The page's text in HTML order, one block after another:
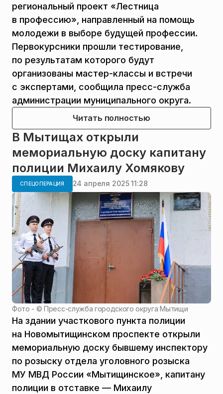
региональный проект «Лестница
в профессию», направленный на помощь
молодежи в выборе будущей профессии.
Первокурсники прошли тестирование,
по результатам которого будут
организованы мастер-классы и встречи
с экспертами, сообщила пресс-служба
администрации муниципального округа.
Читать полностью
В Мытищах открыли
мемориальную доску капитану
полиции Михаилу Хомякову
СПЕЦОПЕРАЦИЯ 24 апреля 2025 11:28
Фото - ©Пресс-служба городского округа Мытищи
На здании участкового пункта полиции
на Новомытищинском проспекте открыли
мемориальную доску бывшему инспектору
по розыску отдела уголовного розыска
МУ МВД России «Мытищинское», капитану
полиции в отставке — Михаилу